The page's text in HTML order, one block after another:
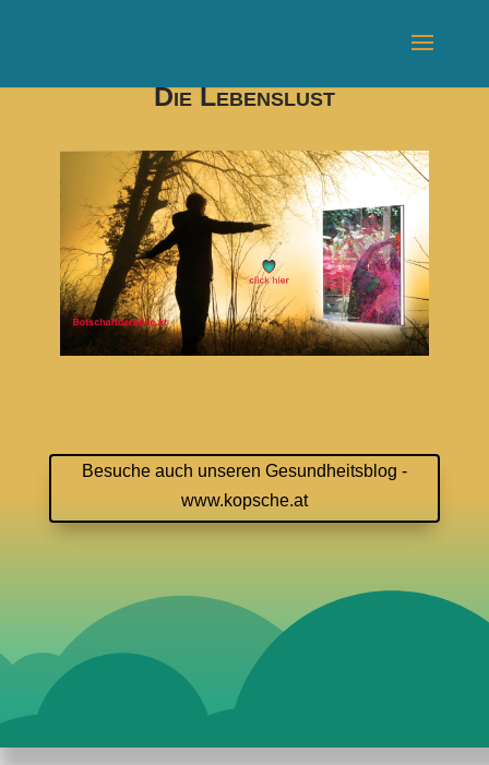
Die Lebenslust
Besuche auch unseren Gesundheitsblog -
www.kopsche.at